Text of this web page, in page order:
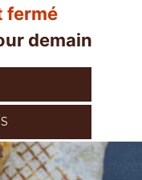
fermé
demain